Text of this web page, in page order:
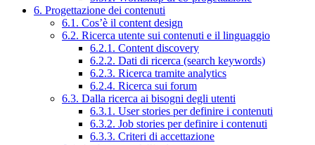
6. Progettazione dei contenuti
6.1. Cos’è il content design
6.2. Ricerca utente sui contenuti e il linguaggio
6.2.1. Content discovery
6.2.2. Dati di ricerca (search keywords)
6.2.3. Ricerca tramite analytics
6.2.4. Ricerca sui forum
6.3. Dalla ricerca ai bisogni degli utenti
6.3.1. User stories per definire i contenuti
6.3.2. Job stories per definire i contenuti
6.3.3. Criteri di accettazione